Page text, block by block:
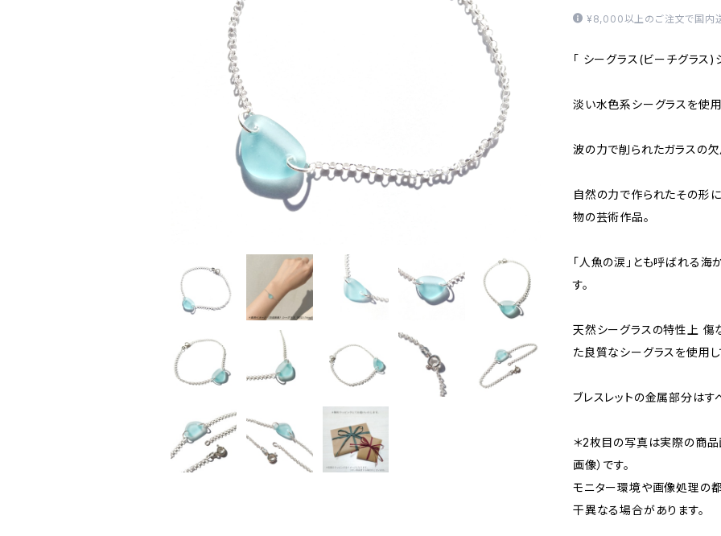
¥8,000以上のご注文で国内
「 シーグラス(ビーチグラス)
淡い水色系シーグラスを使用
波の力で削られたガラスの欠
自然の力で作られたその形
物の芸術作品。
「人魚の涙」とも呼ばれる海
す。
天然シーグラスの特性上 傷
た良質なシーグラスを使用し
ブレスレットの金属部分はす
＊2枚目の写真は実際の商品
画像）です。
モニター環境や画像処理の
干異なる場合があります。